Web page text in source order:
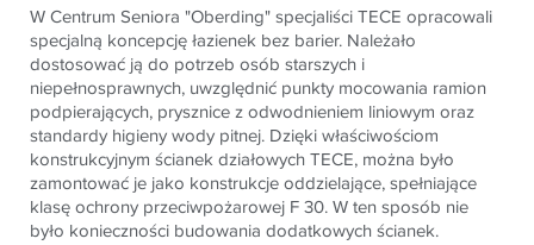
W Centrum Seniora "Oberding" specjaliściTECE opracowali
specjalną koncepcję łazienek bez barier. Należało
dostosować ją do potrzeb osób starszych i
niepełnosprawnych, uwzględnić punkty mocowania ramion
podpierających, prysznice z odwodnieniem liniowym oraz
standardy higieny wody pitnej. Dzięki właściwościom
konstrukcyjnym ścianek działowychTECE, można było
zamontować je jako konstrukcje oddzielające, spełniające
klasę ochrony przeciwpożarowej F 30. W ten sposób nie
było konieczności budowania dodatkowych ścianek.